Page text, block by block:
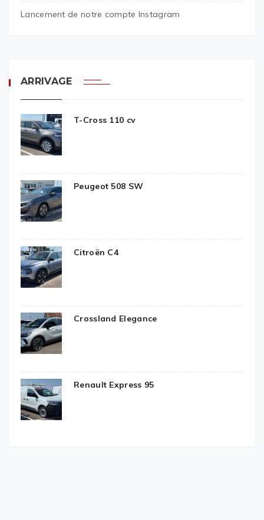
Lancement de notre compte Instagram
ARRIVAGE
T-Cross 110 cv
Peugeot 508 SW
Citroën C4
Crossland Elegance
Renault Express 95